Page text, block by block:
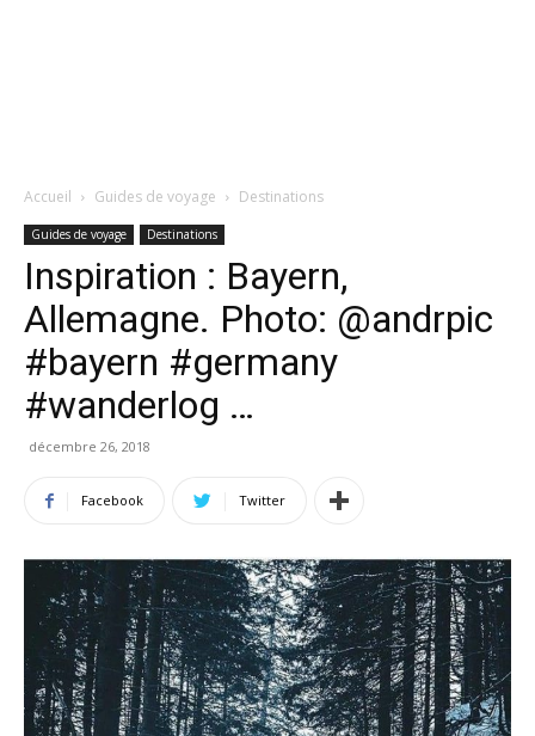
Accueil Guides de voyage Destinations
Guides de voyage Destinations
Inspiration : Bayern,
Allemagne. Photo: @andrpic
#bayern #germany
#wanderlog …
décembre 26, 2018
Facebook Twitter